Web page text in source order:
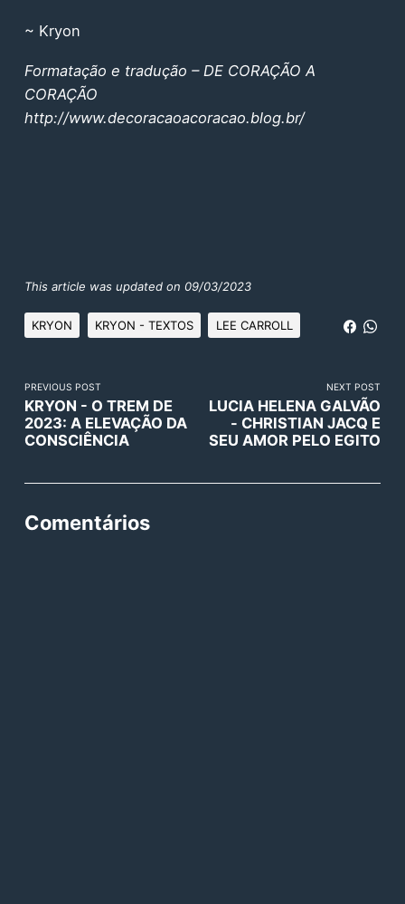
~ Kryon
Formatação e tradução – DE CORAÇÃO A
CORAÇÃO
http://www.decoracaoacoracao.blog.br/
This article was updated on 09/03/2023
KRYON KRYON - TEXTOS LEE CARROLL
PREVIOUS POST
KRYON - O TREM DE
2023: A ELEVAÇÃO DA
CONSCIÊNCIA
NEXT POST
LUCIA HELENA GALVÃO
- CHRISTIAN JACQ E
SEU AMOR PELO EGITO
Comentários